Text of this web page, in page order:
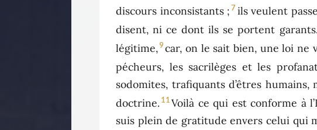
discours inconsistants ;7 ils veulent
disent, ni ce dont ils se portent garants.
légitime,9 car, on le sait bien, une loi ne
pécheurs, les sacrilèges et les
sodomites, trafiquants d’êtres
doctrine. 11 Voilà ce qui est conforme à
suis plein de gratitude envers celui qui